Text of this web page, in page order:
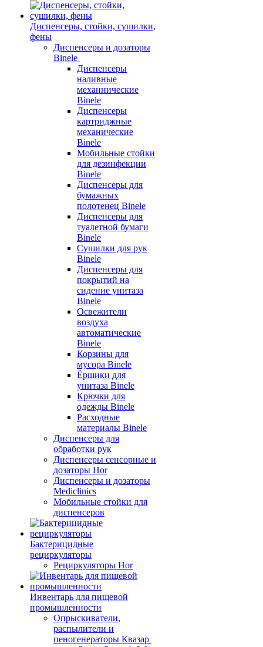
Диспенсеры, стойки, сушилки,
фены
Диспенсеры и дозаторы
Binele
Диспенсеры
наливные
механнические
Binele
Диспенсеры
картриджные
механические
Binele
Мобильные стойки
для дезинфекции
Binele
Диспенсеры для
бумажных
полотенец Binele
Диспенсеры для
туалетной бумаги
Binele
Сушилки для рук
Binele
Диспенсеры для
покрытий на
сидение унитаза
Binele
Освежители
воздуха
автоматические
Binele
Корзины для
мусора Binele
Ёршики для
унитаза Binele
Крючки для
одежды Binele
Расходные
материалы Binele
Диспенсеры для
обработки рук
Диспенсеры сенсорные и
дозаторы Hor
Диспенсеры и дозаторы
Mediclinics
Мобильные стойки для
диспенсеров
Бактерицидные
рециркуляторы
Рециркуляторы Hor
Инвентарь для пищевой
промышленности
Опрыскиватели,
распылители и
пеногенераторы Квазар